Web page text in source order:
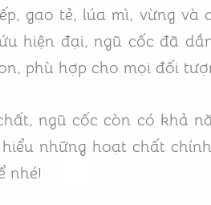
gạo tẻ, lúa mì, vừng
hiện đại, ngũ cốc đã
phù hợp cho mọi đối
ngũ cốc còn có khả
những hoạt chất
nhé!